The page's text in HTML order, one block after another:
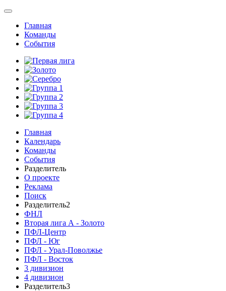
Главная
Команды
События
Главная
Календарь
Команды
События
Разделитель
О проекте
Реклама
Поиск
Разделитель2
ФНЛ
Вторая лига А - Золото
ПФЛ-Центр
ПФЛ - Юг
ПФЛ - Урал-Поволжье
ПФЛ - Восток
3 дивизион
4 дивизион
Разделитель3